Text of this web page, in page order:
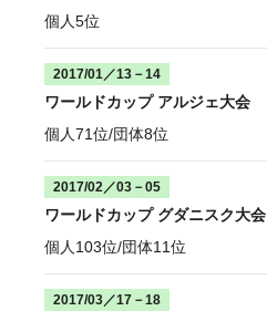
個人5位
2017/01／13－14
ワールドカップ アルジェ大会
個人71位/団体8位
2017/02／03－05
ワールドカップ グダニスク大会
個人103位/団体11位
2017/03／17－18